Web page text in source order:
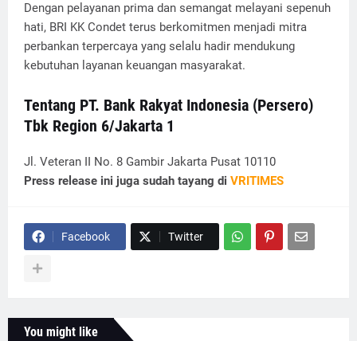
Dengan pelayanan prima dan semangat melayani sepenuh
hati, BRI KK Condet terus berkomitmen menjadi mitra
perbankan terpercaya yang selalu hadir mendukung
kebutuhan layanan keuangan masyarakat.
Tentang PT. Bank Rakyat Indonesia (Persero)
Tbk Region 6/Jakarta 1
Jl. Veteran II No. 8 Gambir Jakarta Pusat 10110
Press release ini juga sudah tayang di VRITIMES
Facebook Twitter
You might like